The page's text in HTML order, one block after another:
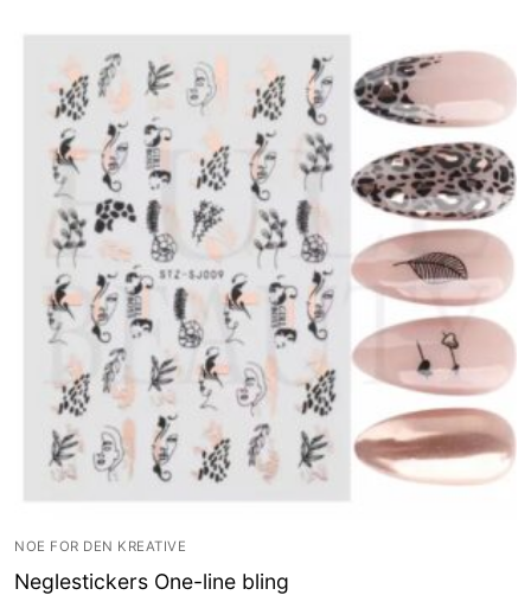
NOE FOR DEN KREATIVE
Neglestickers One-line bling